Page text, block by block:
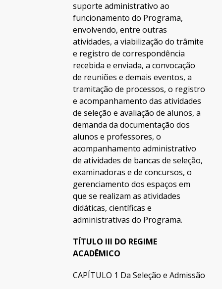
suporte administrativo ao
funcionamento do Programa,
envolvendo, entre outras
atividades, a viabilização do trâmite
e registro de correspondência
recebida e enviada, a convocação
de reuniões e demais eventos, a
tramitação de processos, o registro
e acompanhamento das atividades
de seleção e avaliação de alunos, a
demanda da documentação dos
alunos e professores, o
acompanhamento administrativo
de atividades de bancas de seleção,
examinadoras e de concursos, o
gerenciamento dos espaços em
que se realizam as atividades
didáticas, científicas e
administrativas do Programa.
TÍTULO III DO REGIME
ACADÊMICO
CAPÍTULO 1 Da Seleção e Admissão